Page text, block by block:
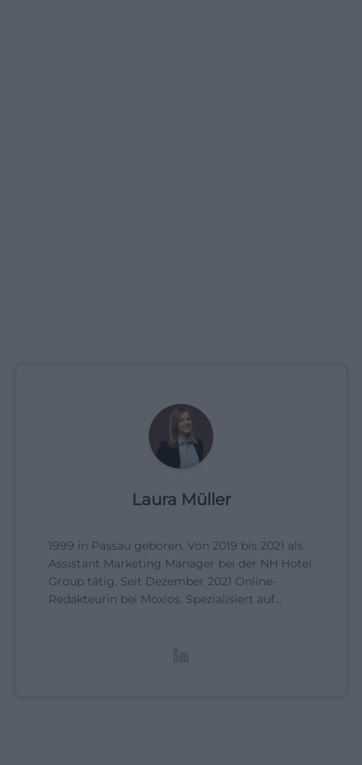
Laura Müller
1999 in Passau geboren. Von 2019 bis 2021 als
Assistant Marketing Manager bei der NH Hotel
Group tätig. Seit Dezember 2021 Online-
Redakteurin bei Moxios. Spezialisiert auf